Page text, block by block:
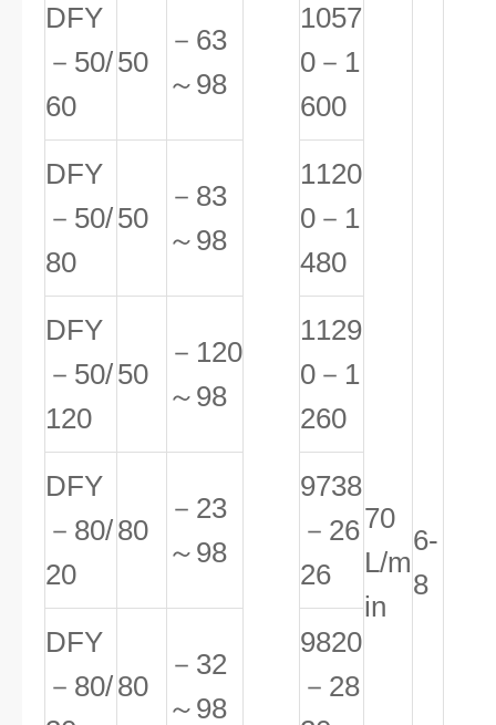
70
L/m
in
6-
8
DFY
－50/
60
50
－63
～98
1057
0－1
600
DFY
－50/
80
50
－83
～98
1120
0－1
480
DFY
－50/
120
50
－120
～98
1129
0－1
260
DFY
－80/
20
80
－23
～98
9738
－26
26
DFY
－80/80
－32
～98
9820
－28